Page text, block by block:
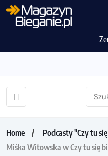
Home
Podcasty "Czy tu
Miśka Witowska w Czy tu się